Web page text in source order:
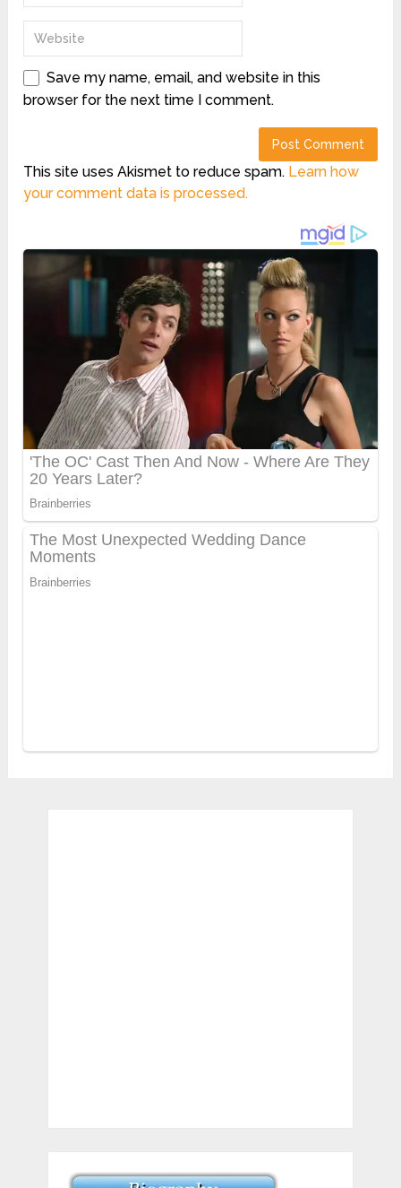
Save my name, email, and website in this
browser for the next time I comment.
This site uses Akismet to reduce spam. Learn how
your comment data is processed.